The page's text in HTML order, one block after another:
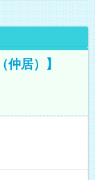
居）】